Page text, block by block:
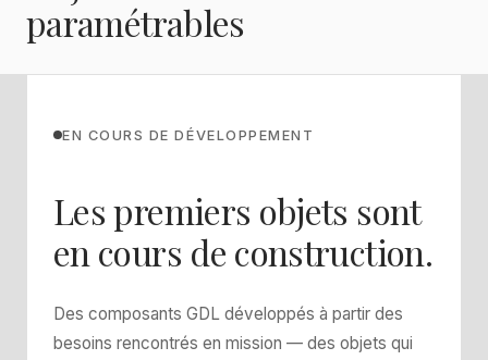
paramétrables
EN COURS DE DÉVELOPPEMENT
Les premiers objets sont
en cours de construction.
Des composants GDL développés à partir des
besoins rencontrés en mission — des objets qui